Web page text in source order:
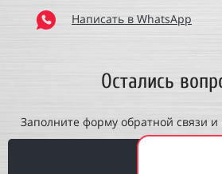
Написать в WhatsApp
Остались
Заполните форму обратной связи